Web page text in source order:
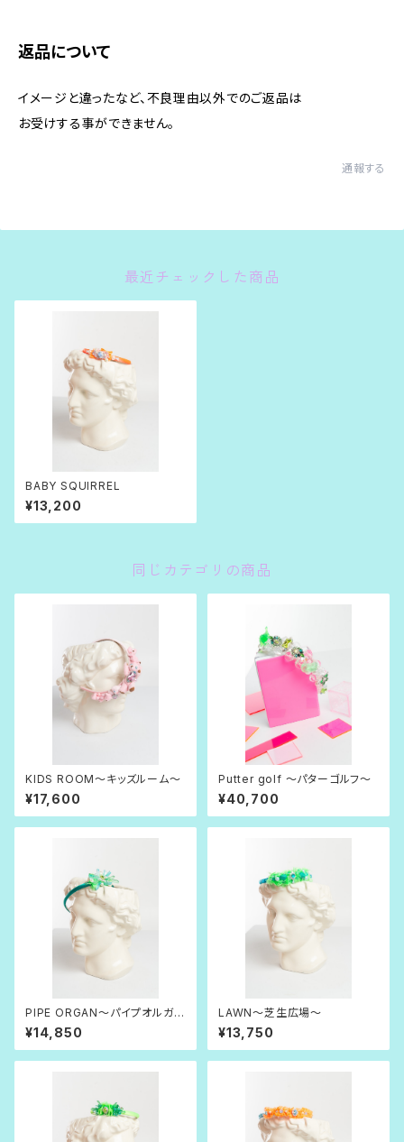
返品について
イメージと違ったなど、不良理由以外でのご返品は
お受けする事ができません。
通報する
最近チェックした商品
BABY SQUIRREL
¥13,200
同じカテゴリの商品
KIDS ROOM〜キッズルーム〜
¥17,600
Putter golf 〜パターゴルフ〜
¥40,700
PIPE ORGAN〜パイプオルガ
ン〜
¥14,850
LAWN〜芝生広場〜
¥13,750